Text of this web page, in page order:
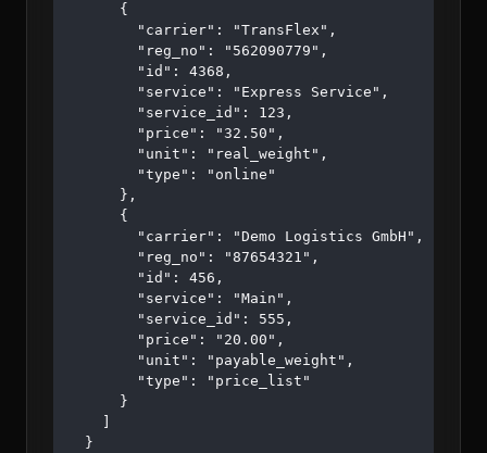
      {
        "carrier": "TransFlex",
        "reg_no": "562090779",
        "id": 4368,
        "service": "Express Service",
        "service_id": 123,
        "price": "32.50",
        "unit": "real_weight",
        "type": "online"
      },
      {
        "carrier": "Demo Logistics GmbH",
        "reg_no": "87654321",
        "id": 456,
        "service": "Main",
        "service_id": 555,
        "price": "20.00",
        "unit": "payable_weight",
        "type": "price_list"
      }
  }